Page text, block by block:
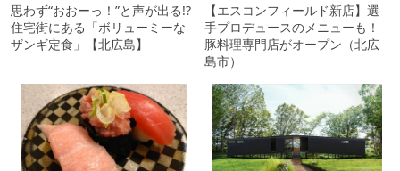
思わず“おおーっ！”と声が出る!?
住宅街にある「ボリューミーな
ザンギ定食」【北広島】
【エスコンフィールド新店】選
手プロデュースのメニューも！
豚料理専門店がオープン（北広
島市）